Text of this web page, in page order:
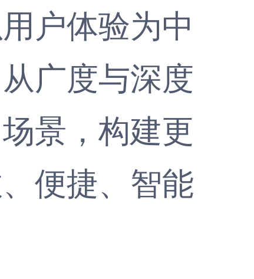
户体验为中
广度与深度
景，构建更
便捷、智能